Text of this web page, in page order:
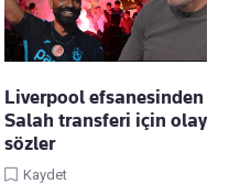
Liverpool efsanesinden
Salah transferi için olay
sözler
Kaydet